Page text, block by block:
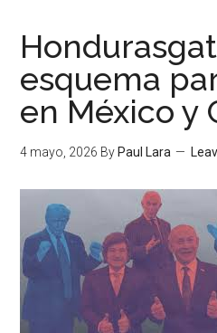
esquema
en México y
4 mayo, 2026 By Paul Lara